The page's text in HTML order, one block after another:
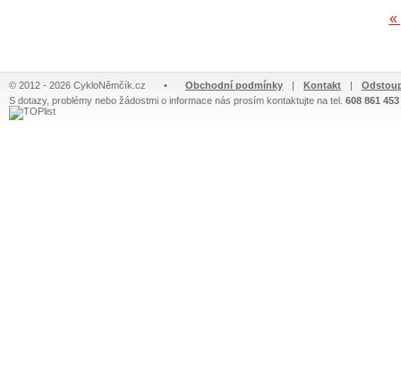
«
© 2012 - 2026 CykloNěmčík.cz • Obchodní podmínky | Kontakt |
S dotazy, problémy nebo žádostmi o informace nás prosím kontaktujte na tel. 608 861 453